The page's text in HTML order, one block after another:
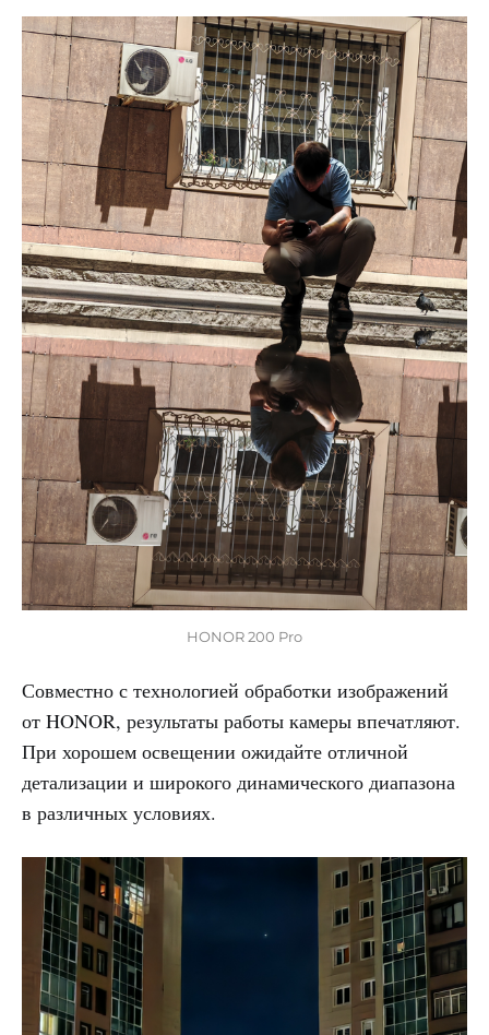
HONOR 200 Pro
Совместно с технологией обработки изображений
от HONOR, результаты работы камеры впечатляют.
При хорошем освещении ожидайте отличной
детализации и широкого динамического диапазона
в различных условиях.